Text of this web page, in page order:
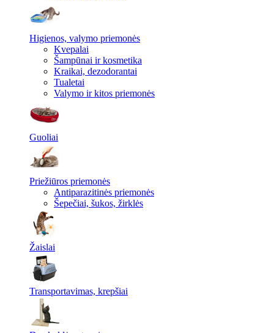
Higienos, valymo priemonės
Kvepalai
Šampūnai ir kosmetika
Kraikai, dezodorantai
Tualetai
Valymo ir kitos priemonės
Guoliai
Priežiūros priemonės
Antiparazitinės priemonės
Šepečiai, šukos, žirklės
Žaislai
Transportavimas, krepšiai